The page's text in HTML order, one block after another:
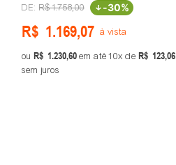
R$1.758,00 -30%
R$ 1.169,07 à vista
ou R$ 1.230,60em até10 de R$ 123,06
sem juros